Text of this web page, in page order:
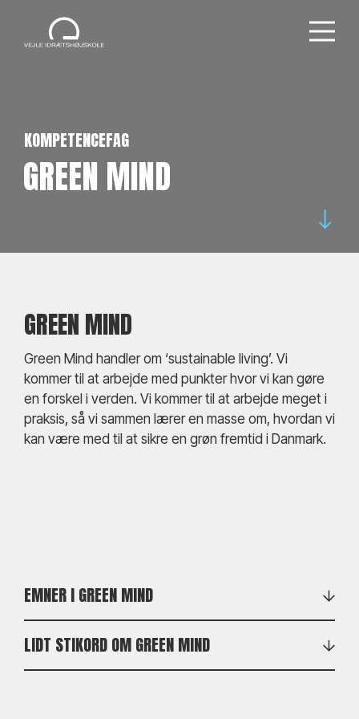
KOMPETENCEFAG
GREEN MIND
GREEN MIND
Green Mind handler om ‘sustainable living’. Vi
kommer til at arbejde med punkter hvor vi kan gøre
en forskel i verden. Vi kommer til at arbejde meget i
praksis, så vi sammen lærer en masse om, hvordan vi
kan være med til at sikre en grøn fremtid i Danmark.
EMNER I GREEN MIND
øge biodiversiteten – både på lands og til vands.
Grøn mad.Vi lærer hvordan man arbejder med at
LIDT STIKORD OM GREEN MIND